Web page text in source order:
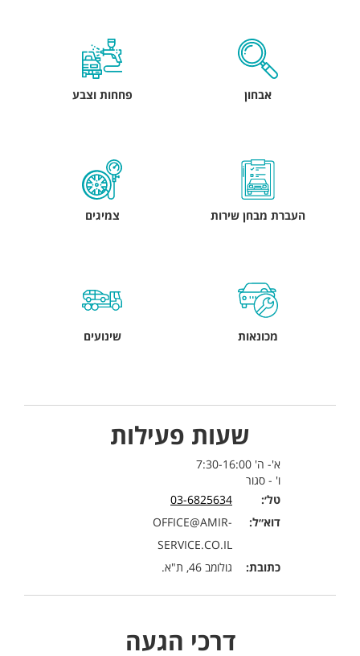
אבחון פחחות וצבע
העברת מבחן שירות צמיגים
מכונאות שינועים
שעות פעילות
א'- ה' 7:30-16:00
ו' - סגור
טל׳:
03-6825634
דוא״ל:
OFFICE@AMIR-
SERVICE.CO.IL
כתובת:
גולומב 46, ת"א.
דרכי הגעה